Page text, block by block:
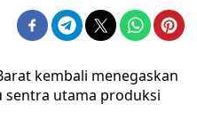
kembali menegaskan
sentra utama produksi